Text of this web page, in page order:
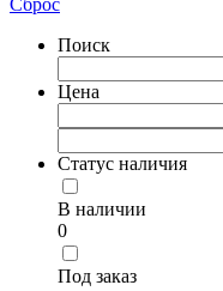
Сброс
Поиск
Цена
Статус наличия
В наличии
0
Под заказ